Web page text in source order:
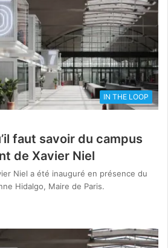
IN THE LOOP
faut savoir du campus
de Xavier Niel
Niel a été inauguré en présence du
Hidalgo, Maire de Paris.